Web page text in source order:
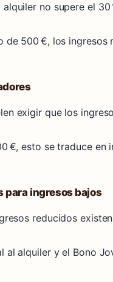
no supere el
de 500 €, los ingresos
exigir que los
€, esto se traduce en
para ingresos bajos
reducidos
al alquiler y el Bono